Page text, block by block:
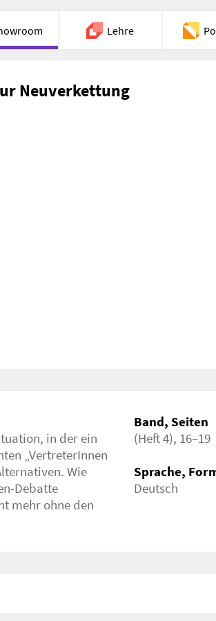
Lehre
Neuverkettung
in der ein
„VertreterInnen
Wie
Debatte
mehr ohne den
Band, Seiten
(Heft 4), 16–19
Sprache,
Deutsch